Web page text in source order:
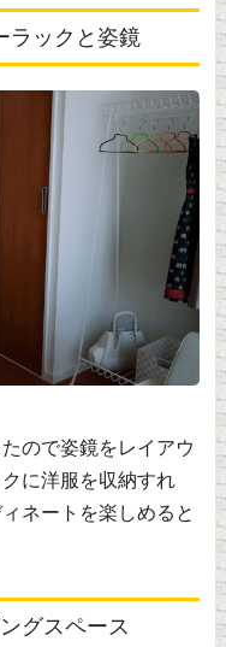
ラックと姿鏡
ので姿鏡をレイアウ
に洋服を収納すれ
ネートを楽しめると
グスペース